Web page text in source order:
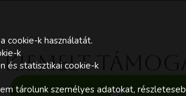
Kiemelt
cookie-k használatát.
k
és statisztikai cookie-k
tárolunk személyes adatokat,